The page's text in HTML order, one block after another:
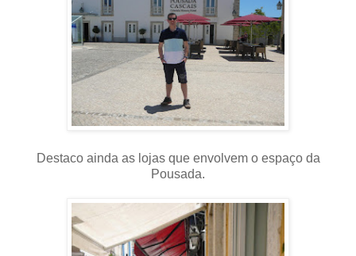
Destaco ainda as lojas que envolvem o espaço da
Pousada.